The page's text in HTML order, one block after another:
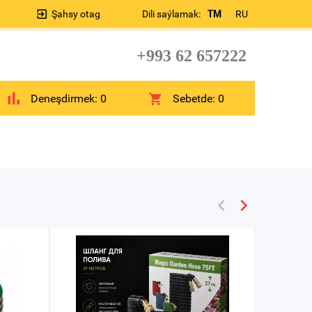
Dili saýlamak: TM RU
Şahsy otag
+993 62 657222
Deneşdirmek: 0 Sebetde:0